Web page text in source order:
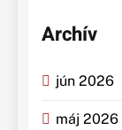
Archív
jún 2026
máj 2026